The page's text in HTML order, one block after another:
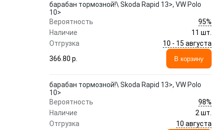
барабан тормозной!\ Skoda Rapid 13>, VW Polo
10>
Вероятность
95%
Наличие
11 шт.
Отгрузка
10 - 15 августа
366.80 p.
В корзину
барабан тормозной!\ Skoda Rapid 13>, VW Polo
10>
Вероятность
98%
Наличие
2 шт.
Отгрузка
10 августа